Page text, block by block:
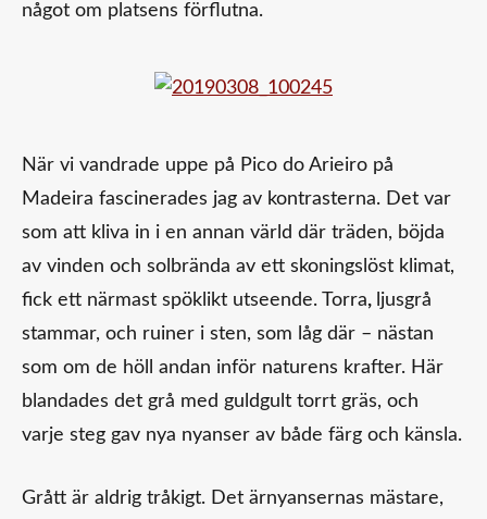
något om platsens förflutna.
När vi vandrade uppe på Pico do Arieiro på
Madeira fascinerades jag av kontrasterna. Det var
som att kliva in i en annan värld där träden, böjda
av vinden och solbrända av ett skoningslöst klimat,
fick ett närmast spöklikt utseende. Torra, ljusgrå
stammar, och ruiner i sten, som låg där – nästan
som om de höll andan inför naturens krafter. Här
blandades det grå med guldgult torrt gräs, och
varje steg gav nya nyanser av både färg och känsla.
Grått är aldrig tråkigt. Det ärnyansernas mästare,